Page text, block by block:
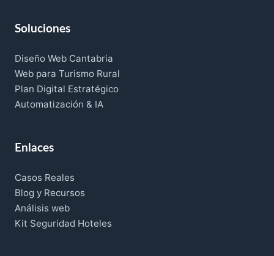
Soluciones
Diseño Web Cantabria
Web para Turismo Rural
Plan Digital Estratégico
Automatización & IA
Enlaces
Casos Reales
Blog y Recursos
Análisis web
Kit Seguridad Hoteles